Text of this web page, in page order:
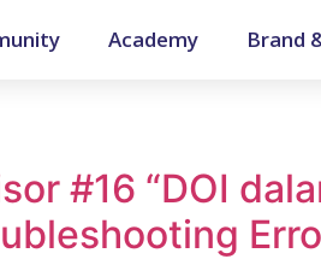
Academy Brand
#16 “DOI